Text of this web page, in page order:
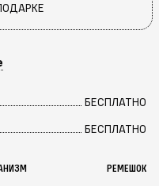
БЕСПЛАТНО
БЕСПЛАТНО
РЕМЕШОК